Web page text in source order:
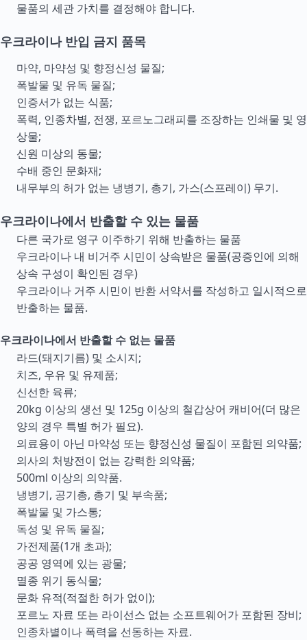
물품의 세관 가치를 결정해야 합니다.
우크라이나 반입 금지 품목
마약, 마약성 및 향정신성 물질;
폭발물 및 유독 물질;
인증서가 없는 식품;
폭력, 인종차별, 전쟁, 포르노그래피를 조장하는 인쇄물 및 영
상물;
신원 미상의 동물;
수배 중인 문화재;
내무부의 허가 없는 냉병기, 총기, 가스(스프레이) 무기.
우크라이나에서 반출할 수 있는 물품
다른 국가로 영구 이주하기 위해 반출하는 물품
우크라이나 내 비거주 시민이 상속받은 물품(공증인에 의해
상속 구성이 확인된 경우)
우크라이나 거주 시민이 반환 서약서를 작성하고 일시적으로
반출하는 물품.
우크라이나에서 반출할 수 없는 물품
라드(돼지기름) 및 소시지;
치즈, 우유 및 유제품;
신선한 육류;
20kg 이상의 생선 및 125g 이상의 철갑상어 캐비어(더 많은
양의 경우 특별 허가 필요).
의료용이 아닌 마약성 또는 향정신성 물질이 포함된 의약품;
의사의 처방전이 없는 강력한 의약품;
500ml 이상의 의약품.
냉병기, 공기총, 총기 및 부속품;
폭발물 및 가스통;
독성 및 유독 물질;
가전제품(1개 초과);
공공 영역에 있는 광물;
멸종 위기 동식물;
문화 유적(적절한 허가 없이);
포르노 자료 또는 라이선스 없는 소프트웨어가 포함된 장비;
인종차별이나 폭력을 선동하는 자료.